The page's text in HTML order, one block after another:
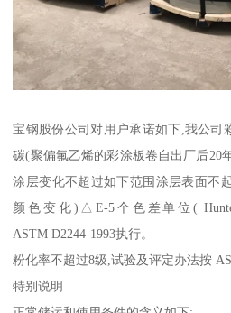
宝钢股份公司对用户承诺如下,我公司
碳(聚偏氟乙烯的彩涂板卷自出厂后20
涂层变化不超过如下范围涂层表面不
颜色变化)△E-5个色差单位(
ASTM D2244-1993执行。
粉化率不超过8级,试验及评定办法按
特别说明